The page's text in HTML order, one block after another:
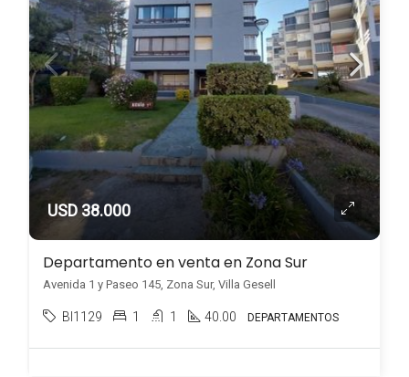
USD 38.000
Departamento en venta en Zona Sur
Avenida 1 y Paseo 145, Zona Sur, Villa Gesell
BI1129 1 1 40.00 DEPARTAMENTOS